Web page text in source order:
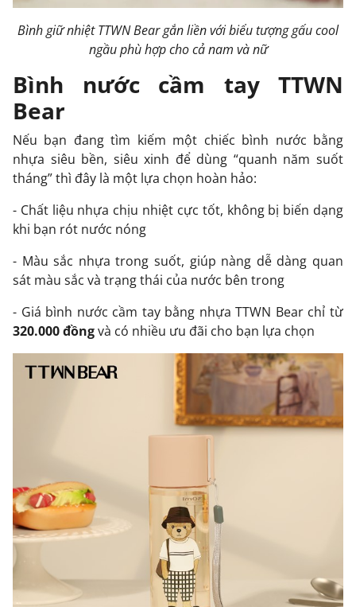
Bình giữ nhiệt TTWN Bear gắn liền với biểu tượng gấu cool
ngầu phù hợp cho cả nam và nữ
Bình nước cầm tay TTWN
Bear
Nếu bạn đang tìm kiếm một chiếc bình nước bằng
nhựa siêu bền, siêu xinh để dùng “quanh năm suốt
tháng” thì đây là một lựa chọn hoàn hảo:
- Chất liệu nhựa chịu nhiệt cực tốt, không bị biến dạng
khi bạn rót nước nóng
- Màu sắc nhựa trong suốt, giúp nàng dễ dàng quan
sát màu sắc và trạng thái của nước bên trong
- Giá bình nước cầm tay bằng nhựa TTWN Bear chỉ từ
320.000 đồngvà có nhiều ưu đãi cho bạn lựa chọn